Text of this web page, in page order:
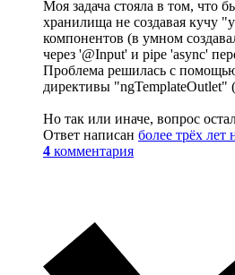
Моя задача стояла в том, что
хранилища не создавая кучу
компонентов (в умном
через '@Input' и pipe 'async'
Проблема решилась с
директивы "ngTemplateOutlet" (
Но так или иначе, вопрос
Ответ написан более трёх лет
4 комментария